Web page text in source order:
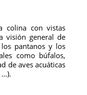
colina con vistas
visión general de
pantanos y los
como búfalos,
de aves acuáticas
…).